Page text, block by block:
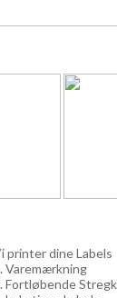
printer dine Labels
Varemærkning
Fortløbende